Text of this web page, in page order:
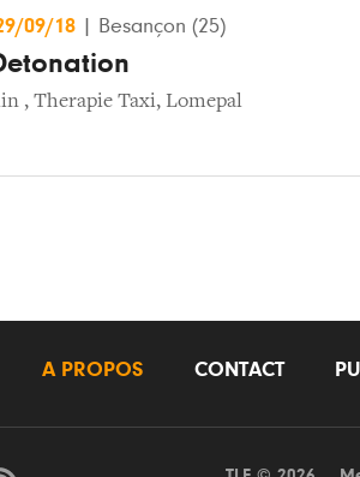
09/18 Besançon (25)
, Therapie Taxi, Lomepal
A PROPOS CONTACT